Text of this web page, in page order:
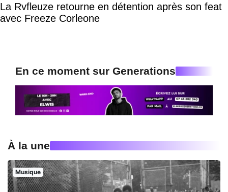
La Rvfleuze retourne en détention après son feat
avec Freeze Corleone
En ce moment sur Generations
À la une
Musique